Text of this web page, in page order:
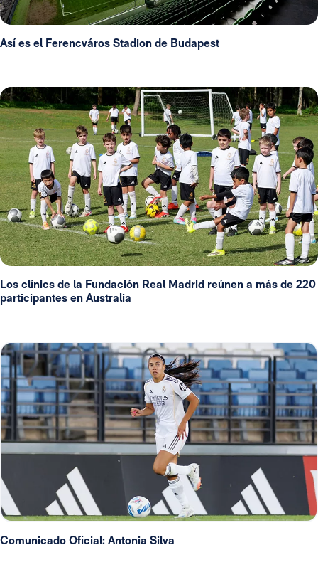
Así es el Ferencváros Stadion de Budapest
Los clínics de la Fundación Real Madrid reúnen a más de 220
participantes en Australia
Comunicado Oficial: Antonia Silva